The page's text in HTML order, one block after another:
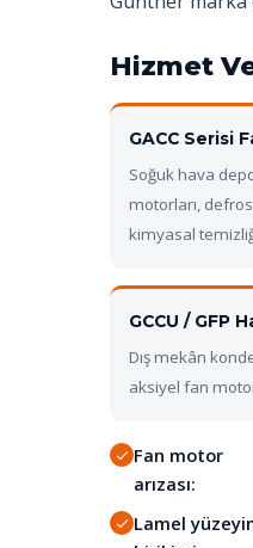
Hizmet
GACC Serisi
Soğuk hava
motorları,
kimyasal
GCCU / GFP
Dış mekân
aksiyel fan
Fan motor
arızası:
Lamel